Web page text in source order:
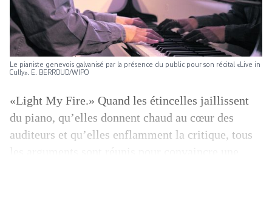
Le pianiste genevois galvanisé par la présence du public pour son récital «Live in
Cully». E. BERROUD/WIPO
«Light My Fire.» Quand les étincelles jaillissent
du piano, qu’elles donnent chaud au cœur des
auditeurs et qu’elles enflamment la critique, tous